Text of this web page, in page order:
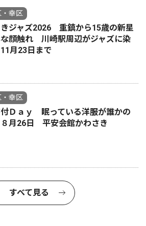
・幸区
ジャズ2026 重鎮から15歳の新星
な顔触れ 川崎駅周辺がジャズに染
月23日まで
・幸区
Ｄａｙ 眠っている洋服が誰かの
月26日 平安会館かわさき
すべて見る